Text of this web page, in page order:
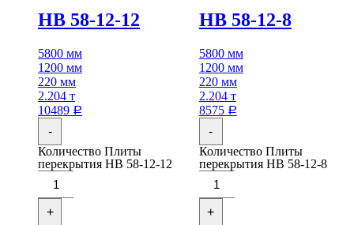
НВ 58-12-12
5800 мм
1200 мм
220 мм
2.204 т
10489 Р
-
Количество Плиты
перекрытия НВ 58-12-12
+
НВ 58-12-8
5800 мм
1200 мм
220 мм
2.204 т
8575 Р
-
Количество Плиты
перекрытия НВ 58-12-8
+